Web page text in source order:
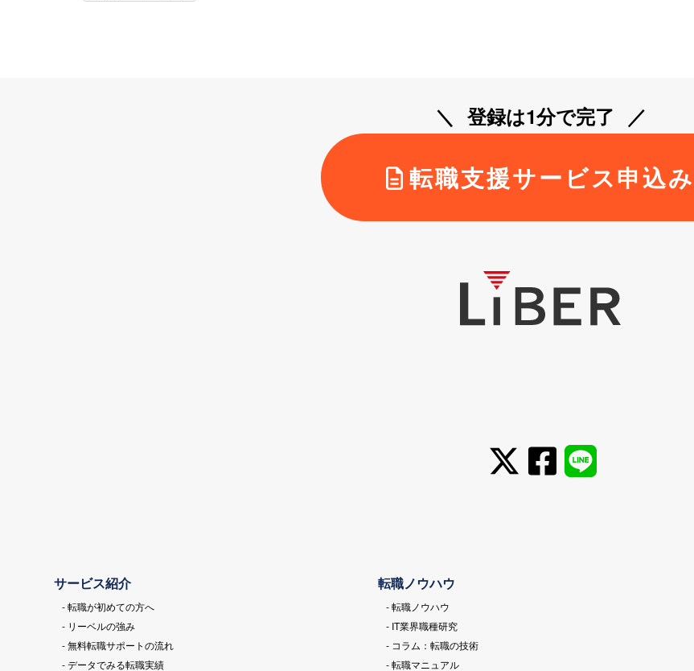
登録は1分で完了
転職支援サービス申込み
サービス紹介
- 転職が初めての方へ
- リーベルの強み
- 無料転職サポートの流れ
- データでみる転職実績
転職ノウハウ
- 転職ノウハウ
- IT業界職種研究
- コラム：転職の技術
- 転職マニュアル